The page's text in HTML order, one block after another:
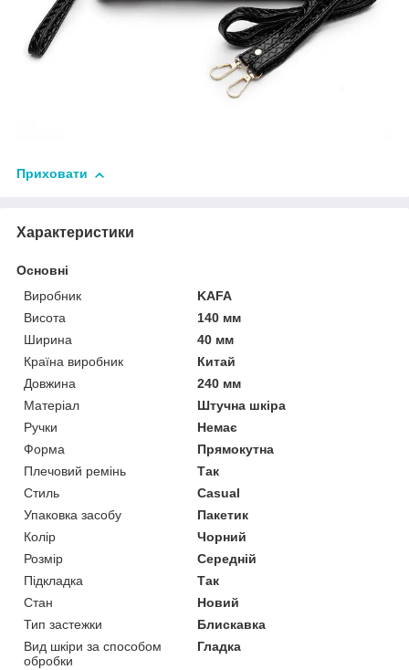
Приховати
Характеристики
Основні
Виробник
KAFA
Висота
140 мм
Ширина
40 мм
Країна виробник
Китай
Довжина
240 мм
Матеріал
Штучна шкіра
Ручки
Немає
Форма
Прямокутна
Плечовий ремінь
Так
Стиль
Casual
Упаковка засобу
Пакетик
Колір
Чорний
Розмір
Середній
Підкладка
Так
Стан
Новий
Тип застежки
Блискавка
Вид шкіри за способом
обробки
Гладка